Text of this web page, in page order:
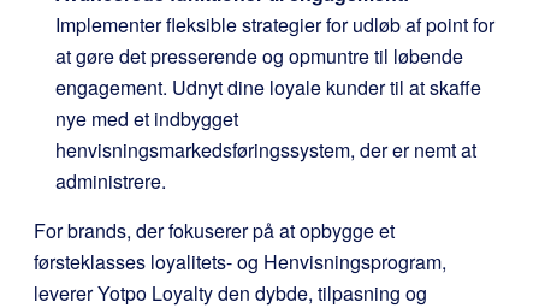
Implementer fleksible strategier for udløb af point for
at gøre det presserende og opmuntre til løbende
engagement. Udnyt dine loyale kunder til at skaffe
nye med et indbygget
henvisningsmarkedsføringssystem, der er nemt at
administrere.
For brands, der fokuserer på at opbygge et
førsteklasses loyalitets- og Henvisningsprogram,
leverer Yotpo Loyalty den dybde, tilpasning og